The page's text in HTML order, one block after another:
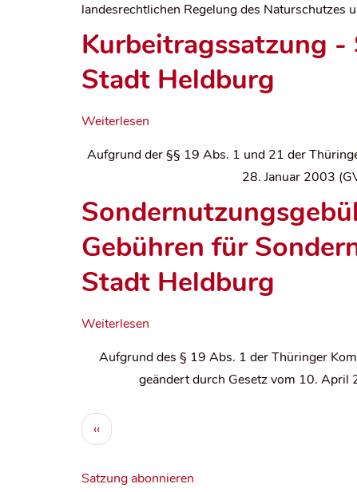
landesrechtlichen Regelung des Naturschutzes
Kurbeitragssatzung -
Stadt Heldburg
Weiterlesen
Aufgrund der §§ 19 Abs. 1 und 21 der
28. Januar 2003
Gebühren für
Stadt Heldburg
Weiterlesen
Aufgrund des § 19 Abs. 1 der Thüringer
geändert durch Gesetz vom 10. April
S
e
t
Vorherige
Seite
‹‹
Satzung abonnieren